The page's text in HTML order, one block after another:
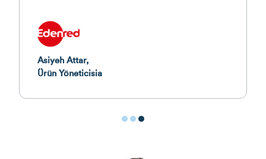
Sajith Don,
E-ticaret ve Ücretli Medya Direktörü
1 2 3